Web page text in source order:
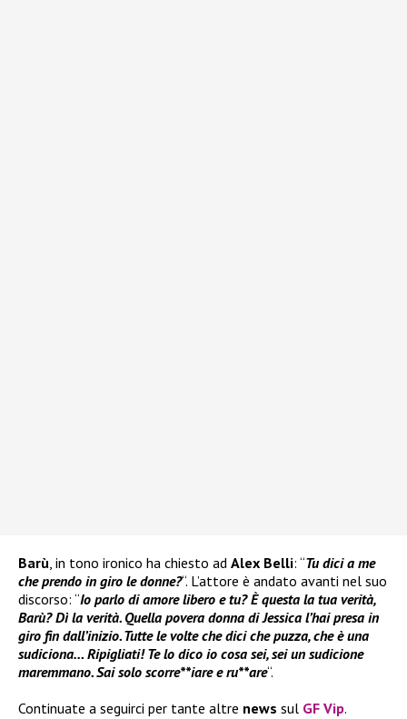
Barù, in tono ironico ha chiesto ad Alex Belli: “Tu dici a me
che prendo in giro le donne?“. L’attore è andato avanti nel suo
discorso: “Io parlo di amore libero e tu? È questa la tua verità,
Barù? Dì la verità. Quella povera donna di Jessica l’hai presa in
giro fin dall’inizio. Tutte le volte che dici che puzza, che è una
sudiciona… Ripigliati! Te lo dico io cosa sei, sei un sudicione
maremmano. Sai solo scorre**iare e ru**are“.
Continuate a seguirci per tante altre news sul GF Vip.